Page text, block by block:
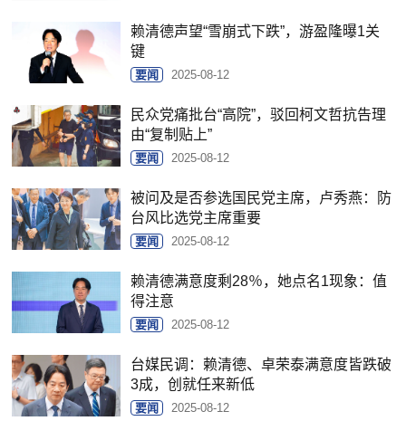
赖清德声望“雪崩式下跌”，游盈隆曝1关
键
要闻 2025-08-12
民众党痛批台“高院”，驳回柯文哲抗告理
由“复制贴上”
要闻 2025-08-12
被问及是否参选国民党主席，卢秀燕：防
台风比选党主席重要
要闻 2025-08-12
赖清德满意度剩28％，她点名1现象：值
得注意
要闻 2025-08-12
台媒民调：赖清德、卓荣泰满意度皆跌破
3成，创就任来新低
要闻 2025-08-12